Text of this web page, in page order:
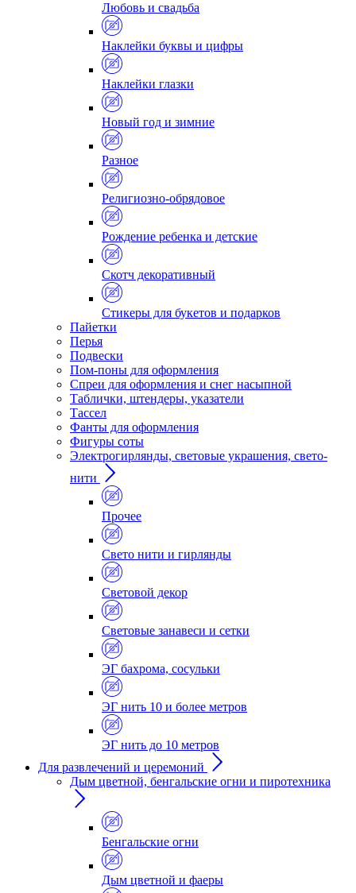
Любовь и свадьба
Наклейки буквы и цифры
Наклейки глазки
Новый год и зимние
Разное
Религиозно-обрядовое
Рождение ребенка и детские
Скотч декоративный
Стикеры для букетов и подарков
Пайетки
Перья
Подвески
Пом-поны для оформления
Спреи для оформления и снег насыпной
Таблички, штендеры, указатели
Тассел
Фанты для оформления
Фигуры соты
Электрогирлянды, световые украшения, свето-
нити
Прочее
Свето нити и гирлянды
Световой декор
Световые занавеси и сетки
ЭГ бахрома, сосульки
ЭГ нить 10 и более метров
ЭГ нить до 10 метров
Для развлечений и церемоний
Дым цветной, бенгальские огни и пиротехника
Бенгальские огни
Дым цветной и фаеры